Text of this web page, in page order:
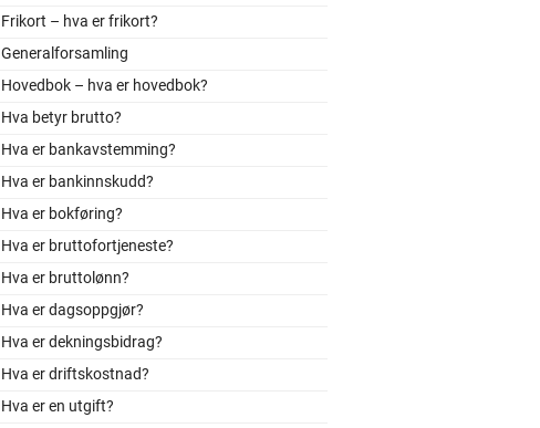
Frikort – hva er frikort?
Generalforsamling
Hovedbok – hva er hovedbok?
Hva betyr brutto?
Hva er bankavstemming?
Hva er bankinnskudd?
Hva er bokføring?
Hva er bruttofortjeneste?
Hva er bruttolønn?
Hva er dagsoppgjør?
Hva er dekningsbidrag?
Hva er driftskostnad?
Hva er en utgift?